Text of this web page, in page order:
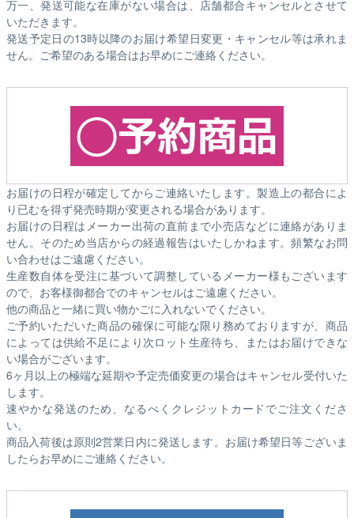
万一、発送可能な在庫がない場合は、店舗都合キャンセルとさせて
いただきます。
発送予定日の13時以降のお届け希望日変更・キャンセル等は承れま
せん。ご希望のある場合はお早めにご連絡ください。
お届けの日程が確定してからご連絡いたします。製造上の都合によ
り已むを得ず発売時期が変更される場合があります。
お届けの日程はメーカー出荷の直前まで小売店などに連絡がありま
せん。そのため当店からの経過報告はいたしかねます。頻繁なお問
い合わせはご遠慮ください。
生産数自体を受注に基づいて調整しているメーカー様もございます
ので、お客様御都合でのキャンセルはご遠慮ください。
他の商品と一緒に買い物かごに入れないでください。
ご予約いただいた商品の確保に可能な限り務めておりますが、商品
によっては供給不足により次ロット生産待ち、またはお届けできな
い場合がございます。
6ヶ月以上の極端な延期や予定売価変更の場合はキャンセル受付いた
します。
速やかな発送のため、なるべくクレジットカードでご注文くださ
い。
商品入荷後は原則2営業日内に発送します。お届け希望日等ございま
したらお早めにご連絡ください。